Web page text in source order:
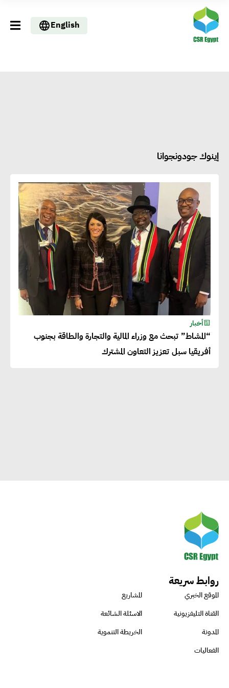
English
إينوك جودونجوانا
أخبار
“المشاط” تبحث مع وزراء المالية والتجارة والطاقة بجنوب
أفريقيا سبل تعزيز التعاون المشترك
روابط سريعة
الموقع الخبري
المشاريع
القناة التليفزيونية
الاسئلة الشائعة
المدونة
الخريطة التنموية
الفعاليات